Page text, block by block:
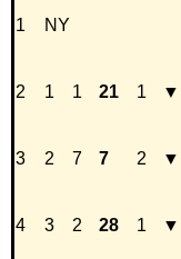
1 NY
2 1 1 21 1 ▼
3 2 7 7 2 ▼
4 3 2 28 1 ▼